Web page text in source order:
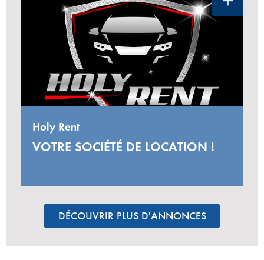
Holy Rent
VOTRE SOCIÉTÉ DE LOCATION !
DÉCOUVRIR PLUS D'ANNONCES